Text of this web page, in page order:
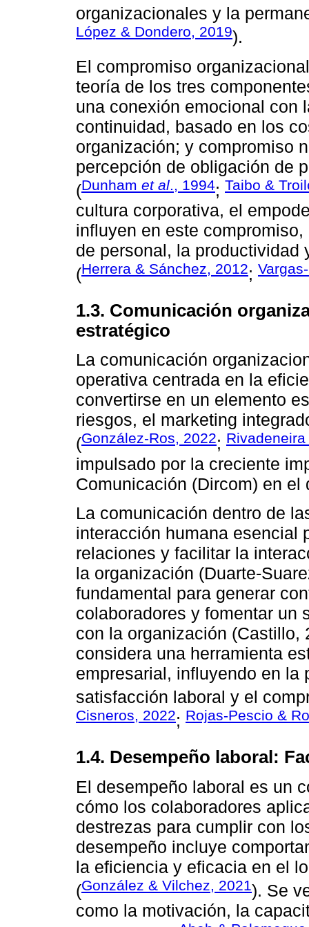
organizacionales y la
López & Dondero, 2019).
El compromiso
teoría de los tres
una conexión emocional con
continuidad, basado en los
organización; y compromiso
percepción de obligación de
(Dunham et al ., 1994; Taibo &
cultura corporativa, el
influyen en este
de personal, la productividad
(Herrera & Sánchez, 2012;
1.3. Comunicación
estratégico
La comunicación
operativa centrada en la
convertirse en un elemento
riesgos, el marketing
(González-Ros, 2022; Rivadeneira
impulsado por la creciente
Comunicación (Dircom) en
La comunicación dentro de
interacción humana esencial
relaciones y facilitar la
la organización (Duarte-
fundamental para generar
colaboradores y fomentar un
con la organización (Castillo,
considera una herramienta
empresarial, influyendo en la
satisfacción laboral y el
Cisneros, 2022; Rojas-Pescio &
1.4. Desempeño laboral:
El desempeño laboral es un
cómo los colaboradores
destrezas para cumplir con
desempeño incluye
la eficiencia y eficacia en el
(González & Vilchez, 2021). Se
como la motivación, la